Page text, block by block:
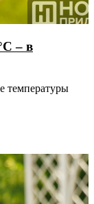
– в
температуры